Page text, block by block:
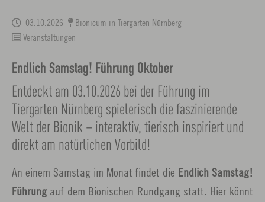
03.10.2026
Bionicum in Tiergarten Nürnberg
Veranstaltungen
Endlich Samstag! Führung Oktober
Entdeckt am 03.10.2026 bei der Führung im
Tiergarten Nürnberg spielerisch die faszinierende
Welt der Bionik – interaktiv, tierisch inspiriert und
direkt am natürlichen Vorbild!
An einem Samstag im Monat findet die Endlich Samstag!
Führung auf dem Bionischen Rundgang statt. Hier könnt